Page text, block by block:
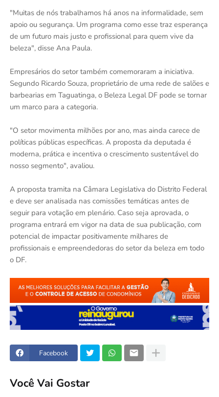
"Muitas de nós trabalhamos há anos na informalidade, sem
apoio ou segurança. Um programa como esse traz esperança
de um futuro mais justo e profissional para quem vive da
beleza", disse Ana Paula.
Empresários do setor também comemoraram a iniciativa.
Segundo Ricardo Souza, proprietário de uma rede de salões e
barbearias em Taguatinga, o Beleza Legal DF pode se tornar
um marco para a categoria.
"O setor movimenta milhões por ano, mas ainda carece de
políticas públicas específicas. A proposta da deputada é
moderna, prática e incentiva o crescimento sustentável do
nosso segmento", avaliou.
A proposta tramita na Câmara Legislativa do Distrito Federal
e deve ser analisada nas comissões temáticas antes de
seguir para votação em plenário. Caso seja aprovada, o
programa entrará em vigor na data de sua publicação, com
potencial de impactar positivamente milhares de
profissionais e empreendedoras do setor da beleza em todo
o DF.
Facebook
Você Vai Gostar